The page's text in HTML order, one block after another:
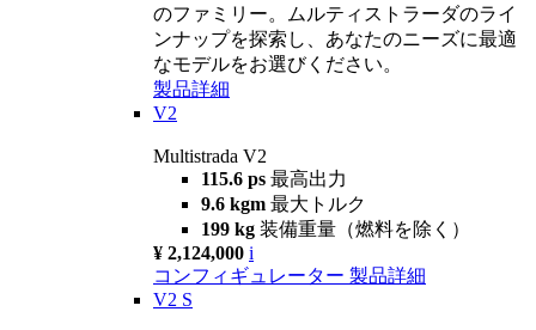
のファミリー。ムルティストラーダのライ
ンナップを探索し、あなたのニーズに最適
なモデルをお選びください。
製品詳細
V2
Multistrada V2
115.6 ps 最高出力
9.6 kgm 最大トルク
199 kg 装備重量（燃料を除く）
¥ 2,124,000 i
コンフィギュレーター 製品詳細
V2 S